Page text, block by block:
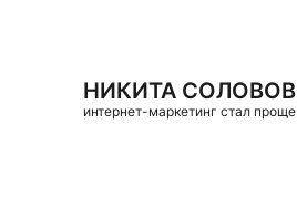
НИКИТА СОЛОВОВ
интернет-маркетинг стал проще